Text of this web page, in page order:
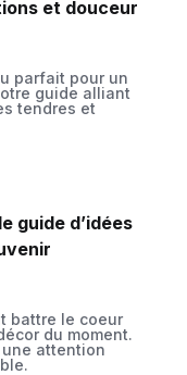
et douceur
parfait pour un
guide alliant
tendres et
guide d’idées
battre le coeur
du moment.
une attention